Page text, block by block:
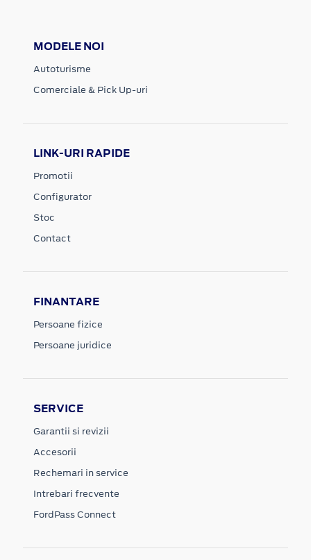
MODELE NOI
Autoturisme
Comerciale & Pick Up-uri
LINK-URI RAPIDE
Promotii
Configurator
Stoc
Contact
FINANTARE
Persoane fizice
Persoane juridice
SERVICE
Garantii si revizii
Accesorii
Rechemari in service
Intrebari frecvente
FordPass Connect